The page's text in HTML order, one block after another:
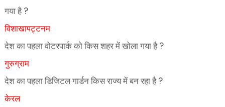
गया है ?
विशाखापट्टनम
देश का पहला वोटरपार्क को किस शहर में खोला गया है ?
गुरुग्राम
देश का पहला डिजिटल गार्डन किस राज्य में बन रहा है ?
केरल